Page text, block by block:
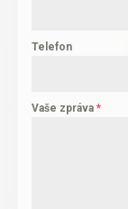
Telefon
Vaše zpráva *